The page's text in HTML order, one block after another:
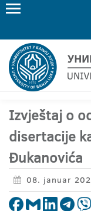
Izvještaj o
disertacije
Đukanovića
08. januar